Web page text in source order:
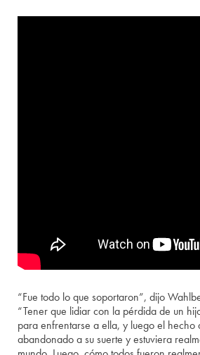
“Fue todo lo que soportaron”, dijo
“Tener que lidiar con la pérdida de un
para enfrentarse a ella, y luego el hecho
abandonado a su suerte y estuviera